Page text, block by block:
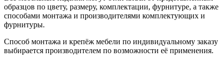
образцов по цвету, размеру, комплектации, фурнитуре, а также
способами монтажа и производителями комплектующих и
фурнитуры.
Способ монтажа и крепёж мебели по индивидуальному заказу
выбирается производителем по возможности её применения.